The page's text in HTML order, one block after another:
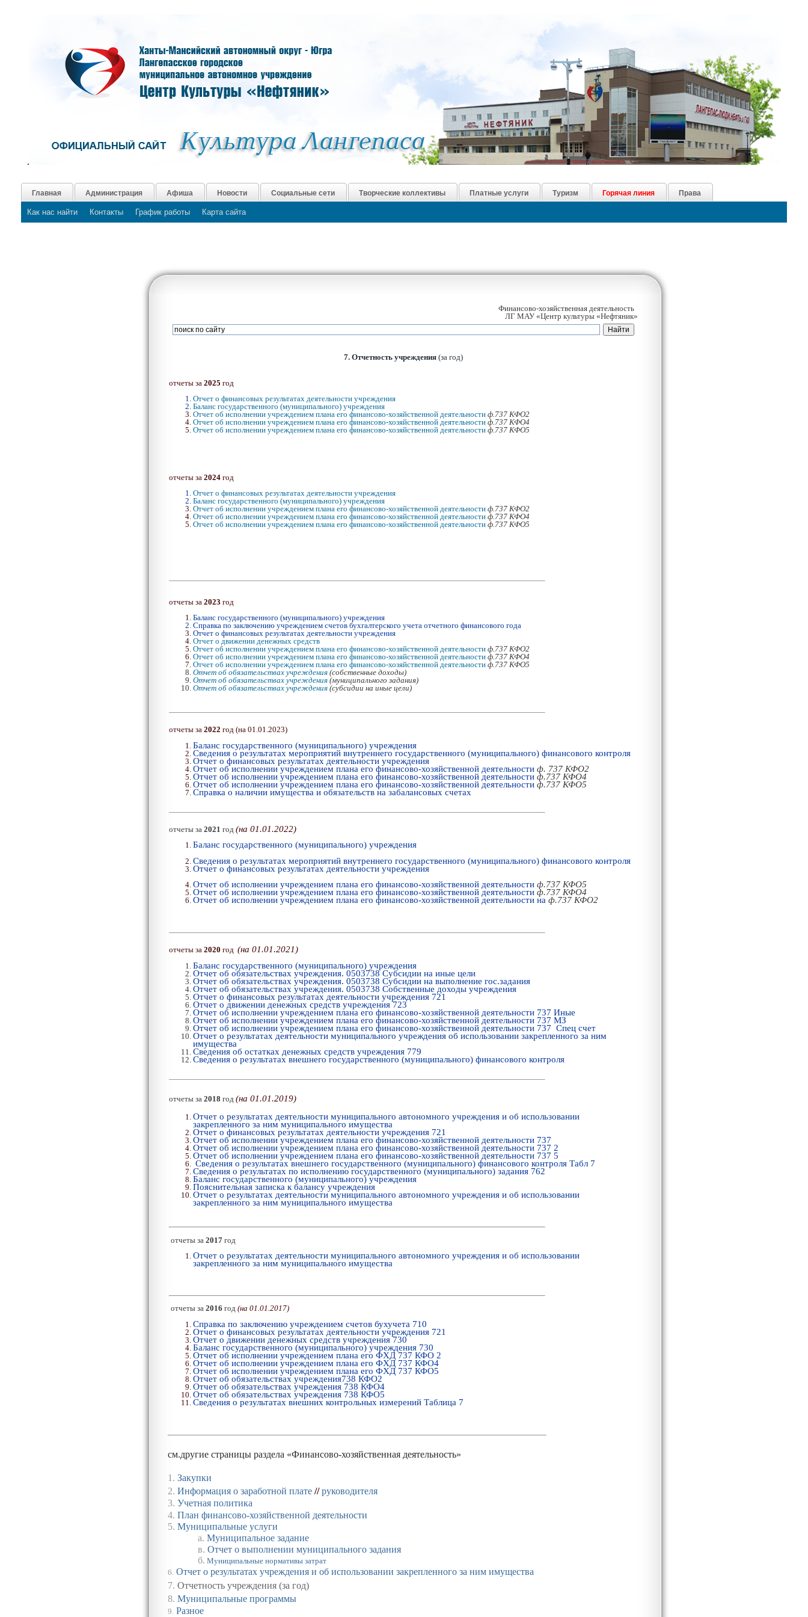
.
Главная
Как нас найти Контакты График работы Карта сайта
Администрация Афиша Новости Социальные сети Творческие коллективы Платные услуги Туризм Горячая линия Права
Финансово-хозяйственная деятельность
ЛГ МАУ «Центр культуры «Нефтяник»
7. Отчетность учреждения (за год)
отчеты за 2025 год
Отчет о финансовых результатах деятельности учреждения
Баланс государственного (муниципального) учреждения
Отчет об исполнении учреждением плана его финансово-хозяйственной деятельности ф.737 КФО2
Отчет об исполнении учреждением плана его финансово-хозяйственной деятельности ф.737 КФО4
Отчет об исполнении учреждением плана его финансово-хозяйственной деятельности ф.737 КФО5
отчеты за 2024 год
Отчет о финансовых результатах деятельности учреждения
Баланс государственного (муниципального) учреждения
Отчет об исполнении учреждением плана его финансово-хозяйственной деятельности ф.737 КФО2
Отчет об исполнении учреждением плана его финансово-хозяйственной деятельности ф.737 КФО4
Отчет об исполнении учреждением плана его финансово-хозяйственной деятельности ф.737 КФО5
отчеты за 2023 год
Баланс государственного (муниципального) учреждения
Справка по заключению учреждением счетов бухгалтерского учета отчетного финансового года
Отчет о финансовых результатах деятельности учреждения
Отчет о движении денежных средств
Отчет об исполнении учреждением плана его финансово-хозяйственной деятельности ф.737 КФО2
Отчет об исполнении учреждением плана его финансово-хозяйственной деятельности ф.737 КФО4
Отчет об исполнении учреждением плана его финансово-хозяйственной деятельности ф.737 КФО5
Отчет об обязательствах учреждения (собственные доходы)
Отчет об обязательствах учреждения (муниципального задания)
Отчет об обязательствах учреждения (субсидии на иные цели)
отчеты за 2022 год (на 01.01.2023)
Баланс государственного (муниципального) учреждения
Сведения о результатах мероприятий внутреннего государственного (муниципального) финансового контроля
Отчет о финансовых результатах деятельности учреждения
Отчет об исполнении учреждением плана его финансово-хозяйственной деятельности ф. 737 КФO2
Отчет об исполнении учреждением плана его финансово-хозяйственной деятельности ф.737 КФО4
Отчет об исполнении учреждением плана его финансово-хозяйственной деятельности ф.737 КФО5
Справка о наличии имущества и обязательств на забалансовых счетах
отчеты за 2021 год (на 01.01.2022)
Баланс государственного (муниципального) учреждения
Сведения о результатах мероприятий внутреннего государственного (муниципального) финансового контроля
Отчет о финансовых результатах деятельности учреждения
Отчет об исполнении учреждением плана его финансово-хозяйственной деятельности ф.737 КФО5
Отчет об исполнении учреждением плана его финансово-хозяйственной деятельности ф.737 КФО4
Отчет об исполнении учреждением плана его финансово-хозяйственной деятельности на ф.737 КФO2
отчеты за 2020 год (на 01.01.2021)
Баланс государственного (муниципального) учреждения
Отчет об обязательствах учреждения. 0503738 Субсидии на иные цели
Отчет об обязательствах учреждения. 0503738 Субсидии на выполнение гос.задания
Отчет об обязательствах учреждения. 0503738 Собственные доходы учреждения
Отчет о финансовых результатах деятельности учреждения 721
Отчет о движении денежных средств учреждения 723
Отчет об исполнении учреждением плана его финансово-хозяйственной деятельности 737 Иные
Отчет об исполнении учреждением плана его финансово-хозяйственной деятельности 737 МЗ
Отчет об исполнении учреждением плана его финансово-хозяйственной деятельности 737 Спец счет
Отчет о результатах деятельности муниципального учреждения об использовании закрепленного за ним
имущества
Сведения об остатках денежных средств учреждения 779
Сведения о результатах внешнего государственного (муниципального) финансового контроля
отчеты за 2018 год (на 01.01.2019)
Отчет о результатах деятельности муниципального автономного учреждения и об использовании
закрепленного за ним муниципального имущества
Отчет о финансовых результатах деятельности учреждения 721
Отчет об исполнении учреждением плана его финансово-хозяйственной деятельности 737
Отчет об исполнении учреждением плана его финансово-хозяйственной деятельности 737 2
Отчет об исполнении учреждением плана его финансово-хозяйственной деятельности 737 5
Сведения о результатах внешнего государственного (муниципального) финансового контроля Табл 7
Сведения о результатах по исполнению государственного (муниципального) задания 762
Баланс государственного (муниципального) учреждения
Пояснительная записка к балансу учреждения
Отчет о результатах деятельности муниципального автономного учреждения и об использовании
закрепленного за ним муниципального имущества
отчеты за 2017 год
Отчет о результатах деятельности муниципального автономного учреждения и об использовании
закрепленного за ним муниципального имущества
отчеты за 2016 год (на 01.01.2017)
Справка по заключению учреждением счетов бухучета 710
Отчет о финансовых результатах деятельности учреждения 721
Отчет о движении денежных средств учреждения 730
Баланс государственного (муниципального) учреждения 730
Отчет об исполнении учреждением плана его ФХД 737 КФО 2
Отчет об исполнении учреждением плана его ФХД 737 КФО4
Отчет об исполнении учреждением плана его ФХД 737 КФО5
Отчет об обязательствах учреждения738 КФО2
Отчет об обязательствах учреждения 738 КФО4
Отчет об обязательствах учреждения 738 КФО5
Сведения о результатах внешних контрольных измерений Таблица 7
см.другие страницы раздела «Финансово-хозяйственная деятельность»
1. Закупки
2. Информация о заработной плате//руководителя
3. Учетная политика
4. План финансово-хозяйственной деятельности
5. Муниципальные услуги
а. Муниципальное задание
в. Отчет о выполнении муниципального задания
б. Муниципальные нормативы затрат
6. Отчет о результатах учреждения и об использовании закрепленного за ним имущества
7. Отчетность учреждения (за год)
8. Муниципальные программы
9. Разное